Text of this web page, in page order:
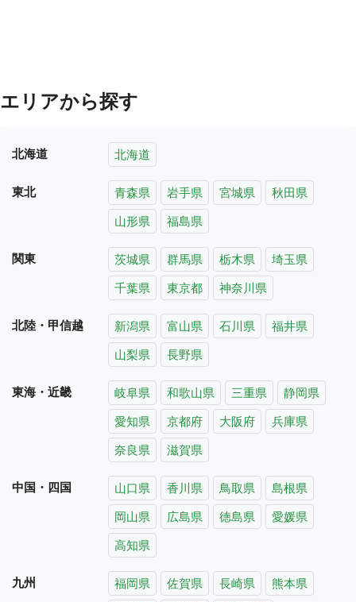
エリアから探す
北海道 北海道
東北 青森県 岩手県 宮城県
秋田県
山形県
福島県
関東 茨城県 群馬県 栃木県
埼玉県
千葉県
東京都 神奈川県
北陸・甲信越 新潟県 富山県 石川県
福井県
山梨県
長野県
東海・近畿 岐阜県 和歌山県 三重県
静岡県
愛知県
京都府 大阪府
兵庫県
奈良県
滋賀県
中国・四国 山口県 香川県 鳥取県
島根県
岡山県
広島県 徳島県
愛媛県
高知県
九州 福岡県 佐賀県 長崎県
熊本県